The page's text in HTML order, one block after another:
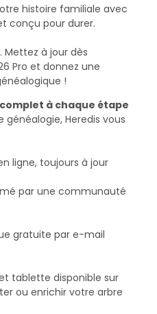
histoire familiale avec
conçu pour durer.
Mettez à jour dès
Pro et donnez une
!
à chaque étape
généalogie, Heredis vous
ligne, toujours à jour
par une communauté
gratuite par e-mail
tablette disponible sur
ou enrichir votre arbre